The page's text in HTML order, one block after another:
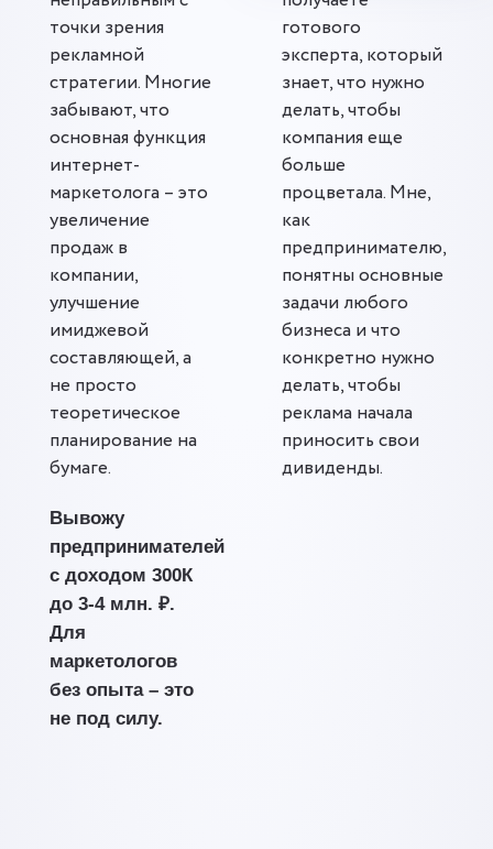
точки зрения
рекламной
стратегии. Многие
забывают, что
основная функция
интернет-
маркетолога – это
увеличение
продаж в
компании,
улучшение
имиджевой
составляющей, а
не просто
теоретическое
планирование на
бумаге.
Вывожу
предпринимателей
с доходом 300К
до 3-4 млн. ₽.
Для
маркетологов
без опыта – это
не под силу.
готового
эксперта, который
знает, что нужно
делать, чтобы
компания еще
больше
процветала. Мне,
как
предпринимателю,
понятны основные
задачи любого
бизнеса и что
конкретно нужно
делать, чтобы
реклама начала
приносить свои
дивиденды.